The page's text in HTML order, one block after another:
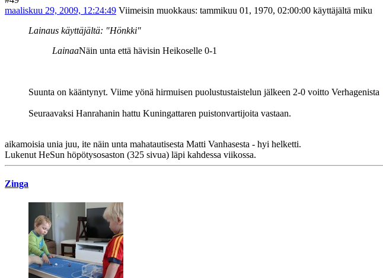
maaliskuu 29, 2009, 12:24:49 Viimeisin muokkaus: tammikuu 01, 1970, 02:00:00 käyttäjältä miku
Lainaus käyttäjältä: "Hönkki"
LainaaNäin unta että hävisin Heikoselle 0-1
Suunta on kääntynyt. Viime yönä hirmuisen puolustustaistelun jälkeen 2-0 voitto Verhagenista
Seuraavaksi Hanrahanin hattu Kuningattaren puistonvartijoita vastaan.
aikamoisia unia juu, ite näin unta mahatautisesta Matti Vanhasesta - hyi helketti.
Lukenut HeSun höpötysosaston (325 sivua) läpi kahdessa viikossa.
Zinga